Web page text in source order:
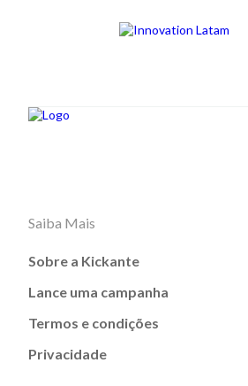
Saiba Mais
Sobre a Kickante
Lance uma campanha
Termos e condições
Privacidade